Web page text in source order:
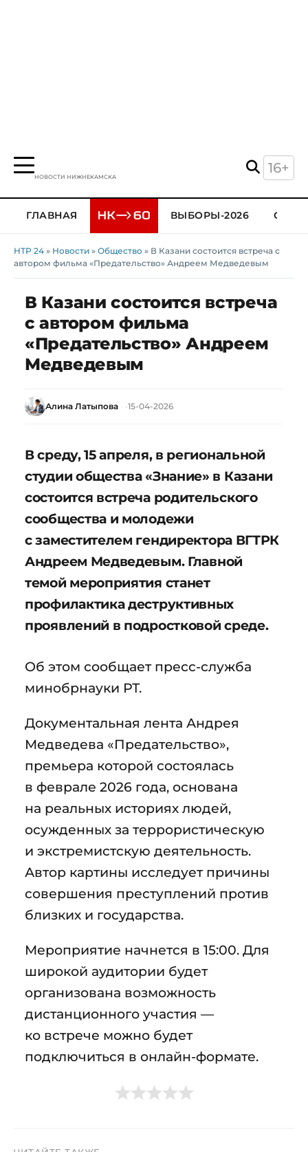
НОВОСТИ НИЖНЕКАМСКА
16+
ГЛАВНАЯ ВЫБОРЫ-2026
НТР 24 » Новости » Общество » В Казани состоится встреча с
автором фильма «Предательство» Андреем Медведевым
В Казани состоится встреча
с автором фильма
«Предательство» Андреем
Медведевым
Алина Латыпова 15-04-2026
В среду, 15 апреля, в региональной
студии общества «Знание» в Казани
состоится встреча родительского
сообщества и молодежи
с заместителем гендиректора ВГТРК
Андреем Медведевым. Главной
темой мероприятия станет
профилактика деструктивных
проявлений в подростковой среде.
Об этом сообщает пресс-служба
минобрнауки РТ.
Документальная лента Андрея
Медведева «Предательство»,
премьера которой состоялась
в феврале 2026 года, основана
на реальных историях людей,
осужденных за террористическую
и экстремистскую деятельность.
Автор картины исследует причины
совершения преступлений против
близких и государства.
Мероприятие начнется в 15:00. Для
широкой аудитории будет
организована возможность
дистанционного участия —
ко встрече можно будет
подключиться в онлайн-формате.